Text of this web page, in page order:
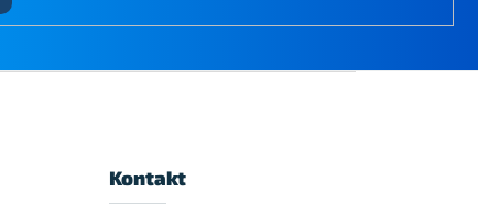
Kontakt